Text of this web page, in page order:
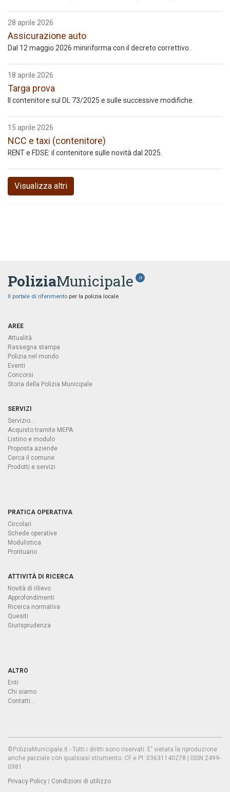
28 aprile 2026
Assicurazione auto
Dal 12 maggio 2026 miniriforma con il decreto correttivo.
18 aprile 2026
Targa prova
Il contenitore sul DL 73/2025 e sulle successive modifiche.
15 aprile 2026
NCC e taxi (contenitore)
RENT e FDSE: il contenitore sulle novità dal 2025.
Visualizza altri
PoliziaMunicipale .it
Il portale di riferimento per la polizia locale
AREE
Attualità
Rassegna stampa
Polizia nel mondo
Eventi
Concorsi
Storia della Polizia Municipale
SERVIZI
Servizio...
Acquisto tramite MEPA
Listino e modulo
Proposta aziende
Cerca il comune
Prodotti e servizi
PRATICA OPERATIVA
Circolari
Schede operative
Modulistica
Prontuario
ATTIVITÀ DI RICERCA
Novità di rilievo
Approfondimenti
Ricerca normativa
Quesiti
Giurisprudenza
ALTRO
Enti
Chi siamo
Contatti...
©PoliziaMunicipale.it - Tutti i diritti sono riservati. E' vietata la riproduzione
anche parziale con qualsiasi strumento. CF e PI: 03631140278 | ISSN 2499-
0981
Privacy Policy
Condizioni di utilizzo